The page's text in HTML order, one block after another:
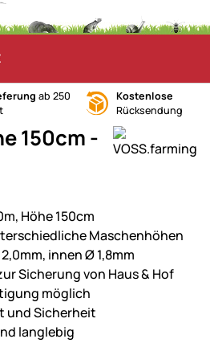
ab 250
Kostenlose
Rücksendung
150cm -
Höhe 150cm
Maschenhöhen
innen Ø 1,8mm
Sicherung von Haus & Hof
möglich
und Sicherheit
langlebig